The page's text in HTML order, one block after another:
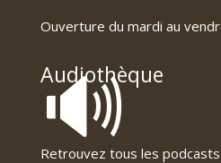
Ouverture du mardi au
Audiothèque
🔊
Retrouvez tous les